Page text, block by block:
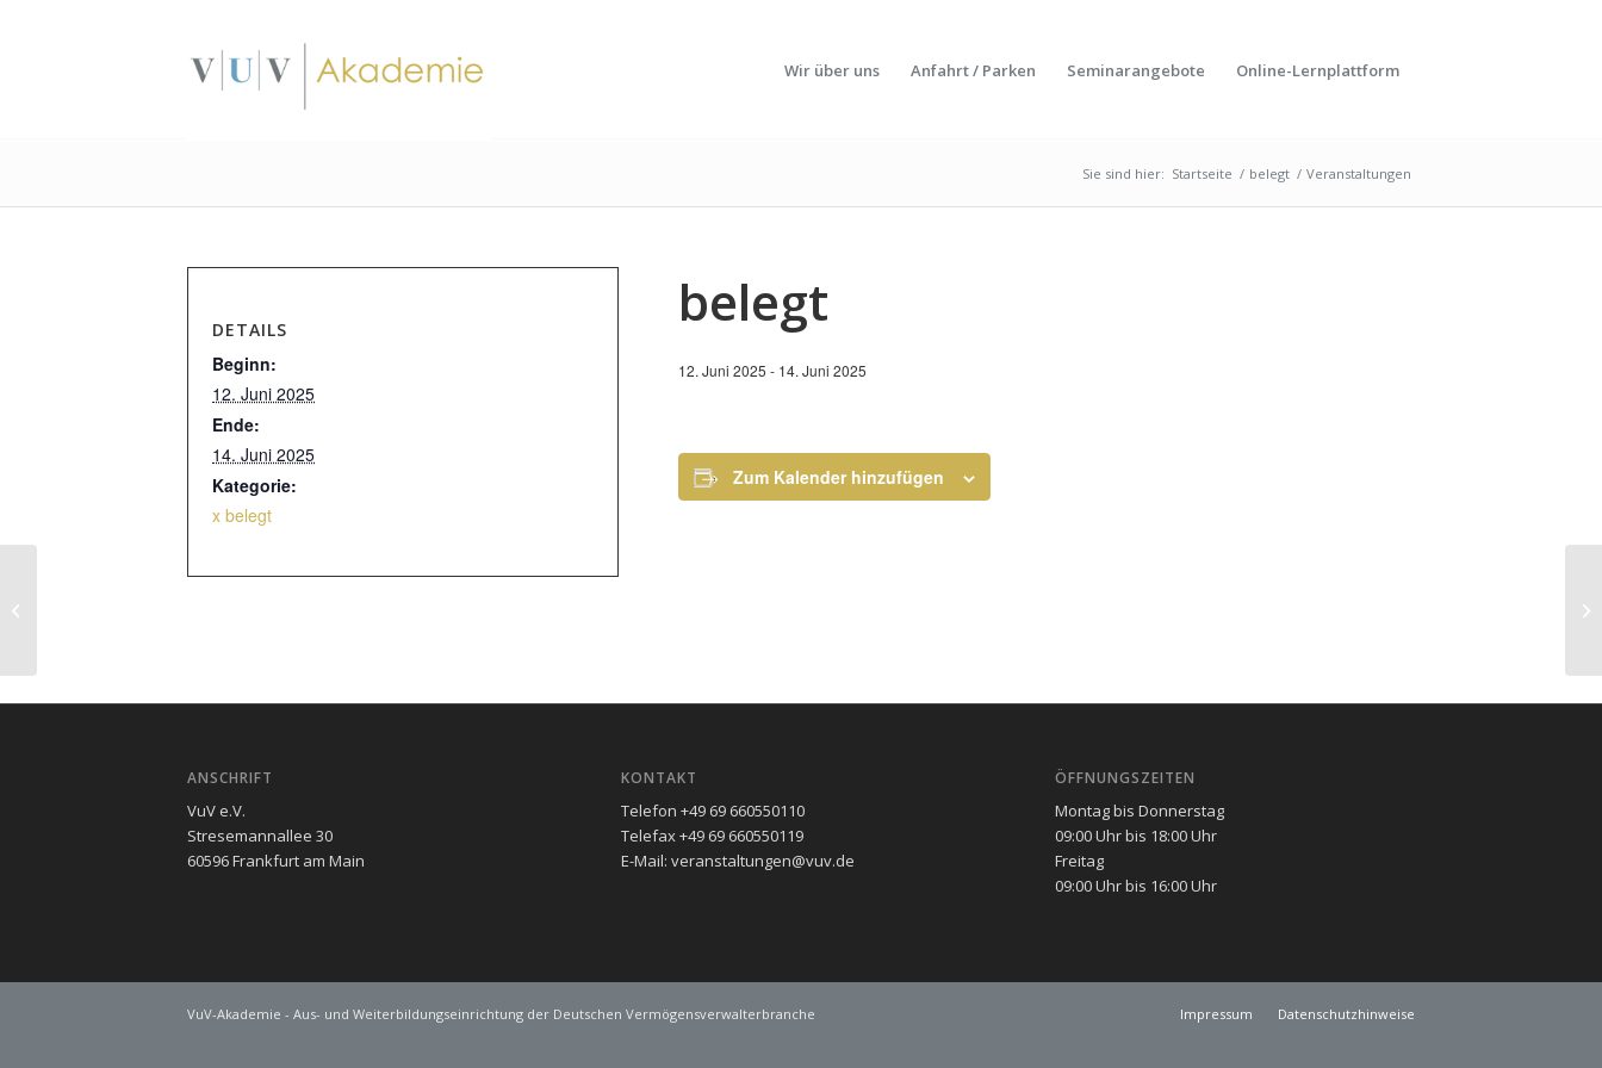
Wir über uns Anfahrt / Parken Seminarangebote Online-Lernplattform
Sie sind hier: Startseite / belegt / Veranstaltungen
belegt
12. Juni 2025 - 14. Juni 2025
Zum Kalender hinzufügen
DETAILS
Beginn:
12. Juni 2025
Ende:
14. Juni 2025
Kategorie:
x belegt
ANSCHRIFT
VuV e.V.
Stresemannallee 30
60596 Frankfurt am Main
KONTAKT
Telefon +49 69 660550110
Telefax +49 69 660550119
E-Mail: veranstaltungen@vuv.de
ÖFFNUNGSZEITEN
Montag bis Donnerstag
09:00 Uhr bis 18:00 Uhr
Freitag
09:00 Uhr bis 16:00 Uhr
VuV-Akademie - Aus- und Weiterbildungseinrichtung der Deutschen Vermögensverwalterbranche Impressum Datenschutzhinweise